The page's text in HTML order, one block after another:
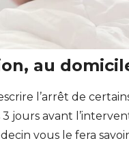
au
l’arrêt de
jours avant
vous le fera